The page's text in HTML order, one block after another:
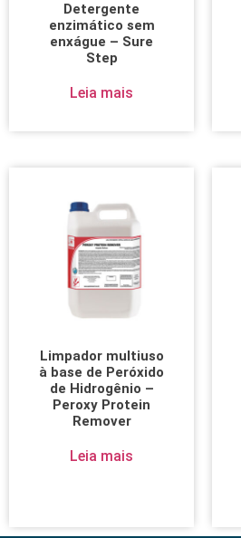
Detergente
enzimático sem
enxágue – Sure
Step
Leia mais
Limpador multiuso
à base de Peróxido
de Hidrogênio –
Peroxy Protein
Remover
Leia mais